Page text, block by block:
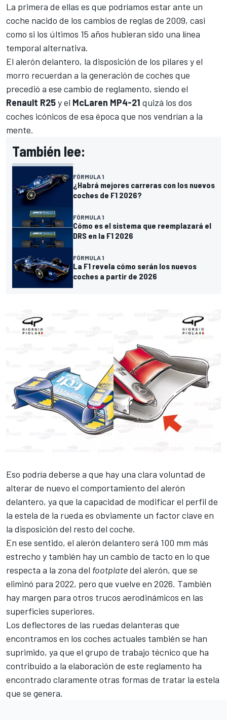
La primera de ellas es que podríamos estar ante un
coche nacido de los cambios de reglas de 2009, casi
como si los últimos 15 años hubieran sido una línea
temporal alternativa.
El alerón delantero, la disposición de los pilares y el
morro recuerdan a la generación de coches que
precedió a ese cambio de reglamento, siendo el
Renault R25y el McLaren MP4-21 quizá los dos
coches icónicos de esa época que nos vendrían a la
mente.
También lee:
FÓRMULA 1
¿Habrá mejores carreras con los nuevos
coches de F1 2026?
FÓRMULA 1
Cómo es el sistema que reemplazará el
DRS en la F1 2026
FÓRMULA 1
La F1 revela cómo serán los nuevos
coches a partir de 2026
Eso podría deberse a que hay una clara voluntad de
alterar de nuevo el comportamiento del alerón
delantero, ya que la capacidad de modificar el perfil de
la estela de la rueda es obviamente un factor clave en
la disposición del resto del coche.
En ese sentido, el alerón delantero será 100 mm más
estrecho y también hay un cambio de tacto en lo que
respecta a la zona del footplatedel alerón, que se
eliminó para 2022, pero que vuelve en 2026. También
hay margen para otros trucos aerodinámicos en las
superficies superiores.
Los deflectores de las ruedas delanteras que
encontramos en los coches actuales también se han
suprimido, ya que el grupo de trabajo técnico que ha
contribuido a la elaboración de este reglamento ha
encontrado claramente otras formas de tratar la estela
que se genera.